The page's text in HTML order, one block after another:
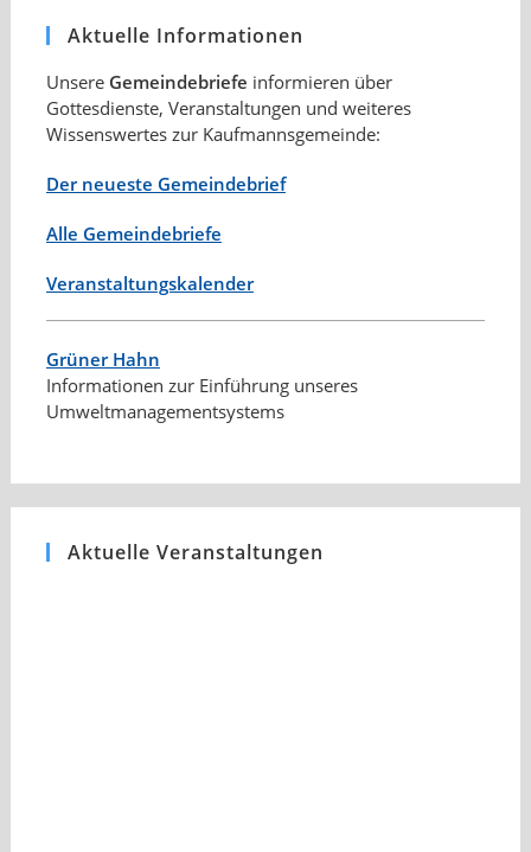
Aktuelle Informationen
Unsere Gemeindebriefe informieren über
Gottesdienste, Veranstaltungen und weiteres
Wissenswertes zur Kaufmannsgemeinde:
Der neueste Gemeindebrief
Alle Gemeindebriefe
Veranstaltungskalender
Grüner Hahn
Informationen zur Einführung unseres
Umweltmanagementsystems
Aktuelle Veranstaltungen